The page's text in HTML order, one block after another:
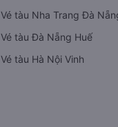
Vé tàu Nha Trang Đà
Vé tàu Đà Nẵng Huế
Vé tàu Hà Nội Vinh